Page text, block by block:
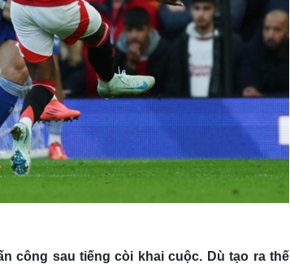
công sau tiếng còi khai cuộc. Dù tạo ra thế